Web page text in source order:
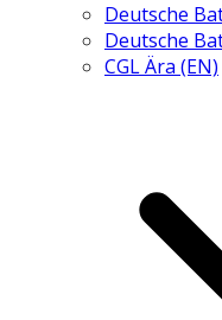
Deutsche
Deutsche
CGL Ära (EN)